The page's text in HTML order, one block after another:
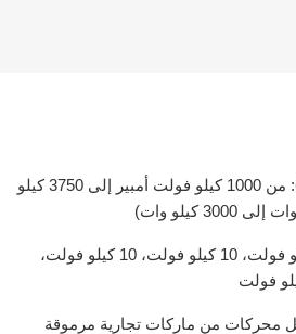
: من 1000 كيلو فولت أمبير إلى 3750 كيلو
: 6.3 كيلو فولت، 10 كيلو فولت، 10 كيلو فولت،
محركات من ماركات تجارية مرموقة